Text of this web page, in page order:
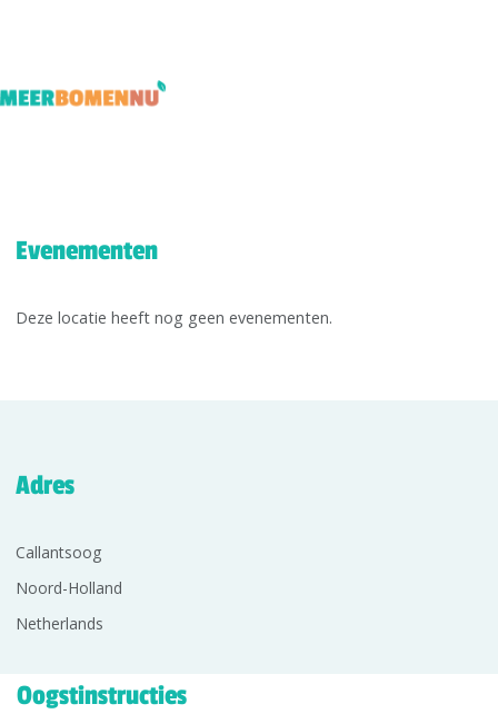
Evenementen
Deze locatie heeft nog geen evenementen.
Adres
Callantsoog
Noord-Holland
Netherlands
Oogstinstructies